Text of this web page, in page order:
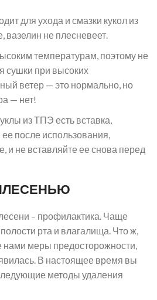
для ухода и смазки кукол из
не плесневеет.
температурам, поэтому не
сушки при высоких
ветер — это нормально, но
— нет!
из ТПЭ есть вставка,
после использования,
и не вставляйте ее снова перед
– профилактика. Чаще
рта и влагалища. Что ж,
нами меры предосторожности,
В настоящее время вы
методы удаления